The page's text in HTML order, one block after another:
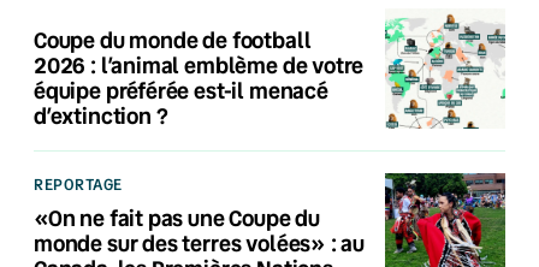
Coupe du monde de football
2026 : l’animal emblème de votre
équipe préférée est-il menacé
d’extinction ?
REPORTAGE
«On ne fait pas une Coupe du
monde sur des terres volées» : au